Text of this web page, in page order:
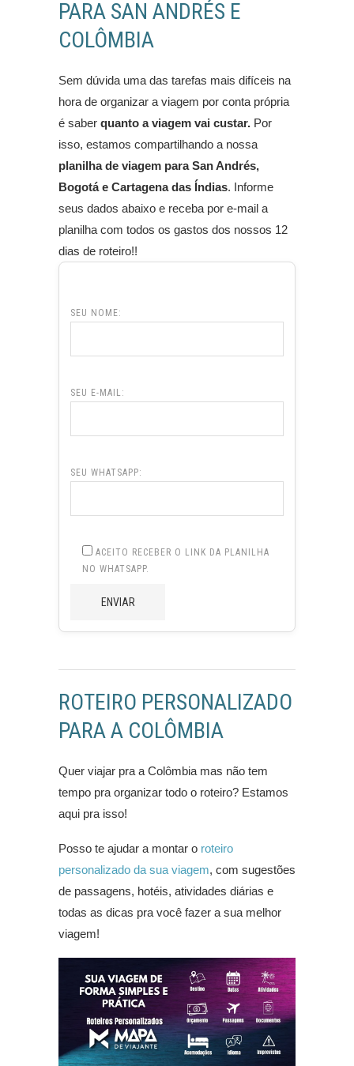
PARA SAN ANDRÉS E
COLÔMBIA
Sem dúvida uma das tarefas mais difíceis na
hora de organizar a viagem por conta própria
é saber quanto a viagem vai custar. Por
isso, estamos compartilhando a nossa
planilha de viagem para San Andrés,
Bogotá e Cartagena das Índias. Informe
seus dados abaixo e receba por e-mail a
planilha com todos os gastos dos nossos 12
dias de roteiro!!
SEU NOME:
SEU E-MAIL:
SEU WHATSAPP:
ACEITO RECEBER O LINK DA PLANILHA
NO WHATSAPP.
ROTEIRO PERSONALIZADO
PARA A COLÔMBIA
Quer viajar pra a Colômbia mas não tem
tempo pra organizar todo o roteiro? Estamos
aqui pra isso!
Posso te ajudar a montar o roteiro
personalizado da sua viagem, com sugestões
de passagens, hotéis, atividades diárias e
todas as dicas pra você fazer a sua melhor
viagem!